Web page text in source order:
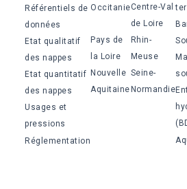
Référentiels de
données
Etat qualitatif
des nappes
Etat quantitatif
des nappes
Usages et
pressions
Réglementation
OccitanieCentre-Val
de Loire
Pays de
la Loire
Rhin-
Meuse
Nouvelle
Aquitaine
Seine-
Normandie